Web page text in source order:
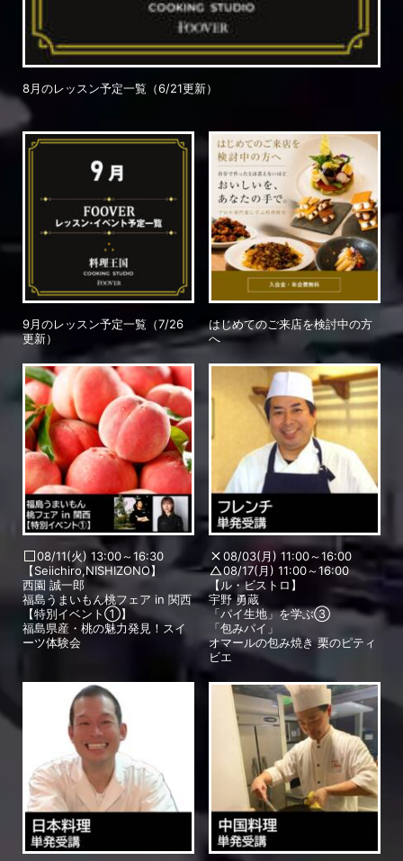
8月のレッスン予定一覧（6/21更新）
9月のレッスン予定一覧（7/26
更新）
はじめてのご来店を検討中の方
へ
08/11(火) 13:00～16:30
【Seiichiro,NISHIZONO】
西園 誠一郎
福島うまいもん桃フェア in 関西
【特別イベント①】
福島県産・桃の魅力発見！スイ
ーツ体験会
08/03(月) 11:00～16:00
08/17(月) 11:00～16:00
【ル・ビストロ】
宇野 勇蔵
「パイ生地」を学ぶ③
「包みパイ」
オマールの包み焼き 栗のピティ
ビエ